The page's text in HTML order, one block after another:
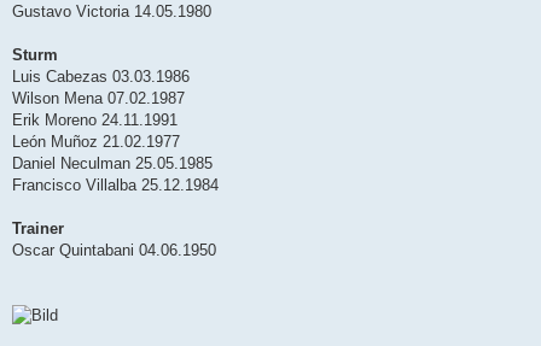
Gustavo Victoria 14.05.1980
Sturm
Luis Cabezas 03.03.1986
Wilson Mena 07.02.1987
Erik Moreno 24.11.1991
León Muñoz 21.02.1977
Daniel Neculman 25.05.1985
Francisco Villalba 25.12.1984
Trainer
Oscar Quintabani 04.06.1950